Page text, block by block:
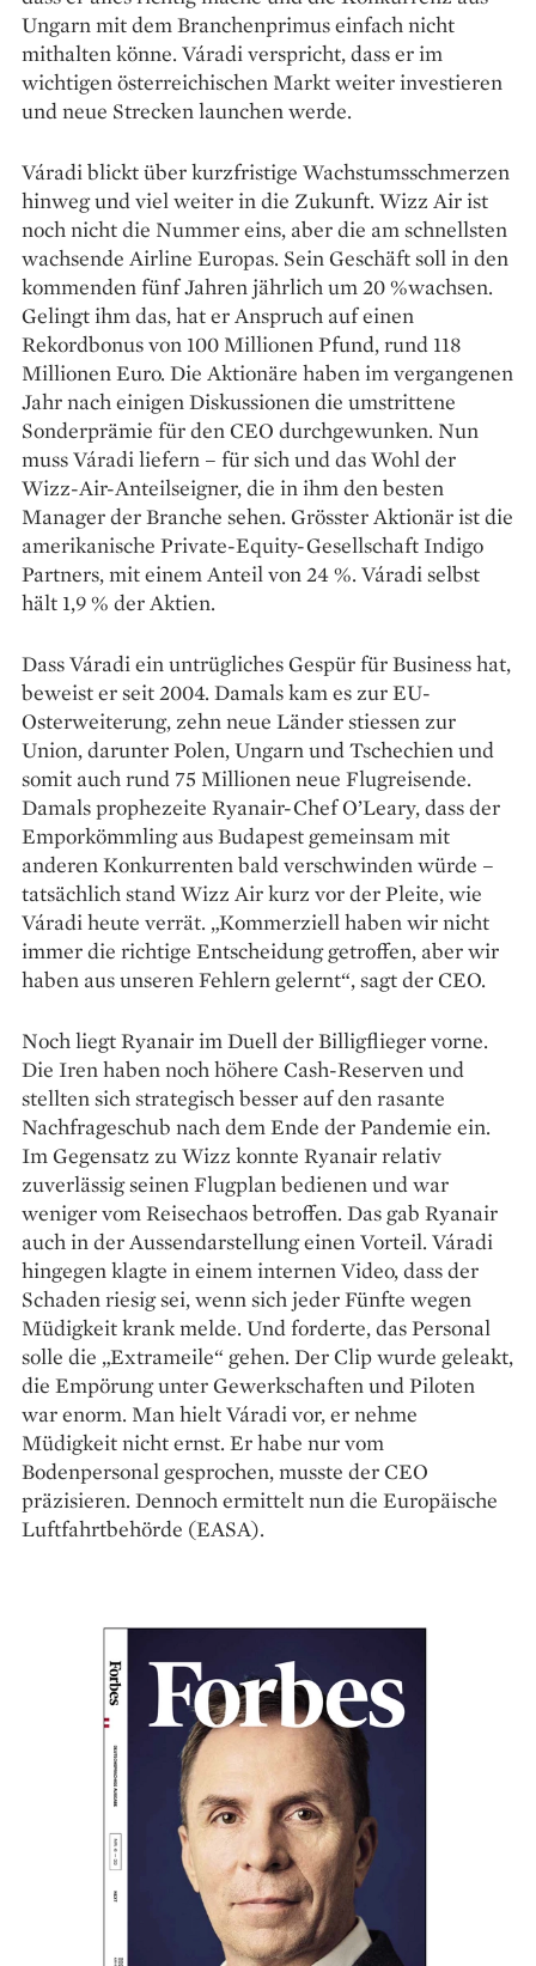
Ungarn mit dem Branchenprimus einfach nicht
mithalten könne. Váradi verspricht, dass er im
wichtigen österreichischen Markt weiter investieren
und neue Strecken launchen werde.
Váradi blickt über kurzfristige Wachstumsschmerzen
hinweg und viel weiter in die Zukunft. Wizz Air ist
noch nicht die Nummer eins, aber die am schnellsten
wachsende Airline Europas. Sein Geschäft soll in den
kommenden fünf Jahren jährlich um 20 %wachsen.
Gelingt ihm das, hat er Anspruch auf einen
Rekordbonus von 100 Millionen Pfund, rund 118
Millionen Euro. Die Aktionäre haben im vergangenen
Jahr nach einigen Diskussionen die umstrittene
Sonderprämie für den CEO durchgewunken. Nun
muss Váradi liefern – für sich und das Wohl der
Wizz-Air-Anteilseigner, die in ihm den besten
Manager der Branche sehen. Grösster Aktionär ist die
amerikanische Private-Equity-Gesellschaft Indigo
Partners, mit einem Anteil von 24 %. Váradi selbst
hält 1,9 % der Aktien.
Dass Váradi ein untrügliches Gespür für Business hat,
beweist er seit 2004. Damals kam es zur EU-
Osterweiterung, zehn neue Länder stiessen zur
Union, darunter Polen, Ungarn und Tschechien und
somit auch rund 75 Millionen neue Flugreisende.
Damals prophezeite Ryanair-Chef O’Leary, dass der
Emporkömmling aus Budapest gemeinsam mit
anderen Konkurrenten bald verschwinden würde –
tatsächlich stand Wizz Air kurz vor der Pleite, wie
Váradi heute verrät. „Kommerziell haben wir nicht
immer die richtige Entscheidung getroffen, aber wir
haben aus unseren Fehlern gelernt“, sagt der CEO.
Noch liegt Ryanair im Duell der Billigflieger vorne.
Die Iren haben noch höhere Cash-Reserven und
stellten sich strategisch besser auf den rasante
Nachfrageschub nach dem Ende der Pandemie ein.
Im Gegensatz zu Wizz konnte Ryanair relativ
zuverlässig seinen Flugplan bedienen und war
weniger vom Reisechaos betroffen. Das gab Ryanair
auch in der Aussendarstellung einen Vorteil. Váradi
hingegen klagte in einem internen Video, dass der
Schaden riesig sei, wenn sich jeder Fünfte wegen
Müdigkeit krank melde. Und forderte, das Personal
solle die „Extrameile“ gehen. Der Clip wurde geleakt,
die Empörung unter Gewerkschaften und Piloten
war enorm. Man hielt Váradi vor, er nehme
Müdigkeit nicht ernst. Er habe nur vom
Bodenpersonal gesprochen, musste der CEO
präzisieren. Dennoch ermittelt nun die Europäische
Luftfahrtbehörde (EASA).